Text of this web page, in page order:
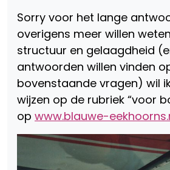
Sorry voor het lange
overigens meer willen
structuur en gelaagdheid
antwoorden willen vinden
bovenstaande vragen) wil
wijzen op de rubriek “voor
op www.blauwe-